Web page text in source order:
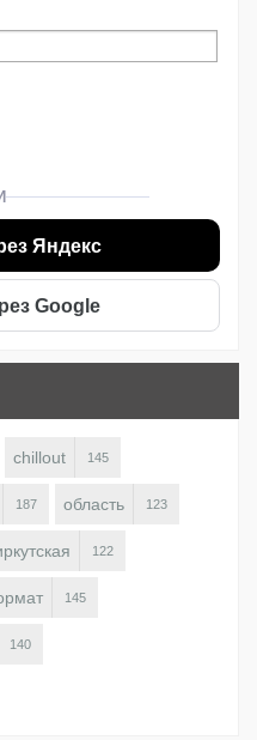
Яндекс
Google
chillout 145
187 область 123
122
145
140